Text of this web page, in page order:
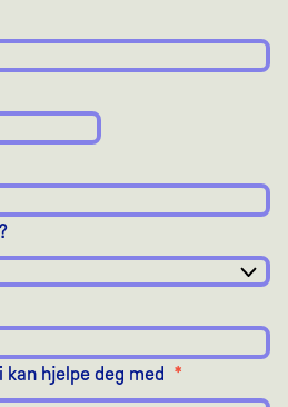
kan hjelpe deg med *